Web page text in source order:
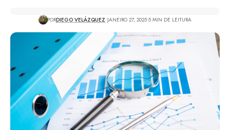
PORDIEGO VELÁZQUEZ JANEIRO 27, 2025 5 MIN DE LEITURA